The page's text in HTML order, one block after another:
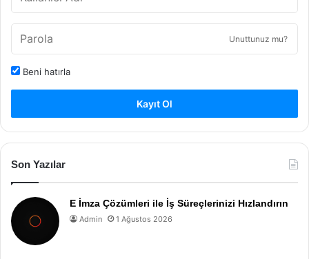
Unuttunuz mu?
Beni hatırla
Kayıt Ol
Son Yazılar
E İmza Çözümleri ile İş Süreçlerinizi Hızlandırın
Admin 1 Ağustos 2026